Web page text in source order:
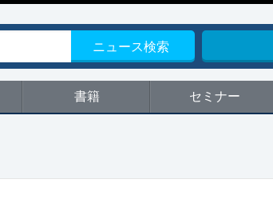
ニュース検索
書籍 セミナー